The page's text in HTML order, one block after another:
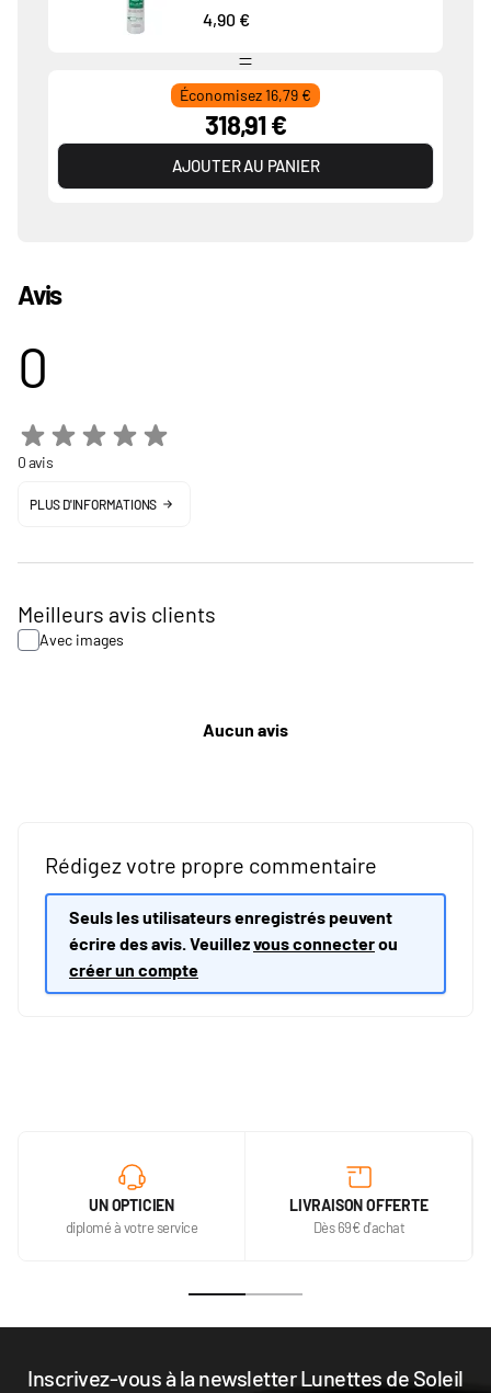
4,90 €
Économisez 16,79 €
318,91 €
AJOUTER AU PANIER
Avis
0
0 avis
PLUS D'INFORMATIONS
Meilleurs avis clients
Avec images
Aucun avis
Rédigez votre propre commentaire
Seuls les utilisateurs enregistrés peuvent
écrire des avis. Veuillezvous connecterou
créer un compte
UN OPTICIEN
diplomé à votre service
LIVRAISON OFFERTE
Dès 69€ d'achat
Inscrivez-vous à la newsletter Lunettes de Soleil